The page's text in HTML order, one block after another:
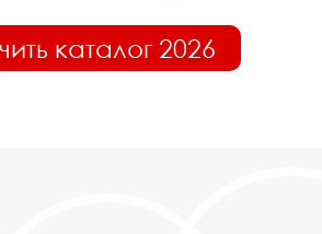
каталог 2026